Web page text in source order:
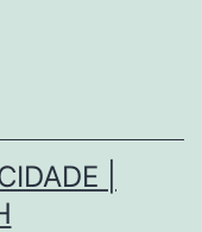
|